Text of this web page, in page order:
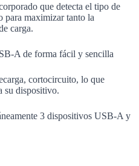
que detecta el tipo de
para maximizar tanto la
carga.
A de forma fácil y sencilla
cortocircuito, lo que
su dispositivo.
3 dispositivos USB-A y